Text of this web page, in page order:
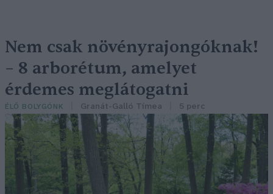
Nem csak növényrajongóknak!
– 8 arborétum, amelyet
érdemes meglátogatni
ÉLŐ BOLYGÓNK Granát-Galló Tímea 5 perc